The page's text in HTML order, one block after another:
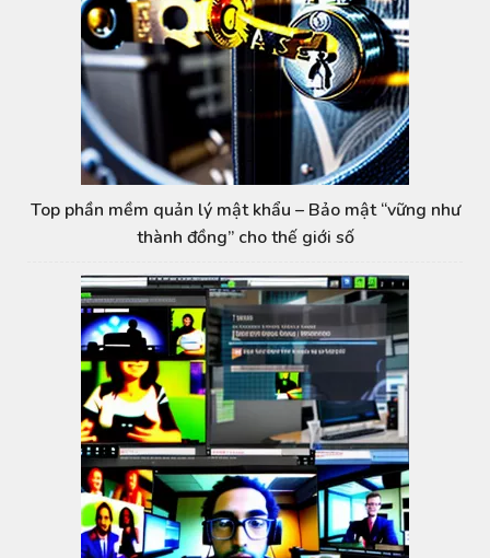
Top phần mềm quản lý mật khẩu – Bảo mật “vững như
thành đồng” cho thế giới số